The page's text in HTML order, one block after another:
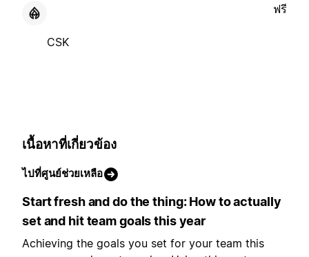
CSK
ฟรี
เนื้อหาที่เกี่ยวข้อง
ไปที่ศูนย์ช่วยเหลือ
Start fresh and do the thing: How to actually
set and hit team goals this year
Achieving the goals you set for your team this